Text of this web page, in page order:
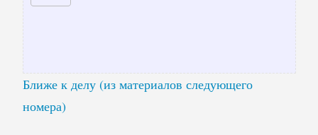
Ближе к делу (из материалов следующего
номера)